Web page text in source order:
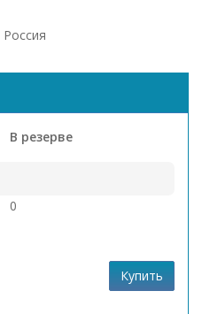
Россия
В резерве
0
Купить